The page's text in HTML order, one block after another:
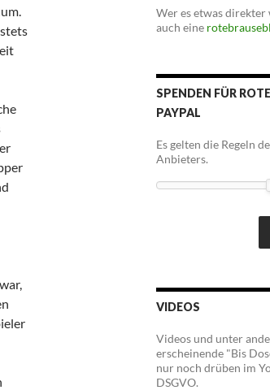
Wer es etwas
auch eine
SPENDEN FÜR
PAYPAL
Es gelten die Regeln
Anbieters.
VIDEOS
Videos und unter
erscheinende "Bis
nur noch drüben im
DSGVO.